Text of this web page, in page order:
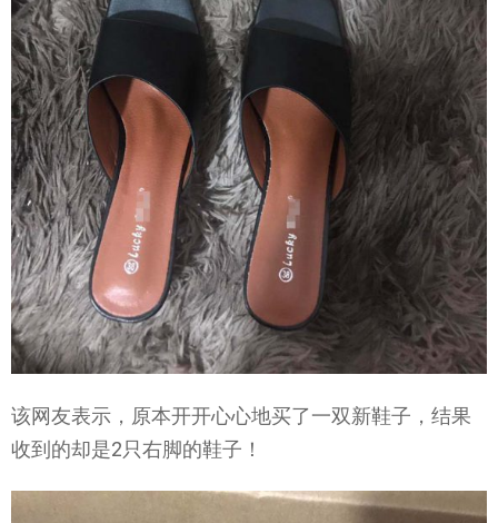
该网友表示，原本开开心心地买了一双新鞋子，结果
收到的却是2只右脚的鞋子！